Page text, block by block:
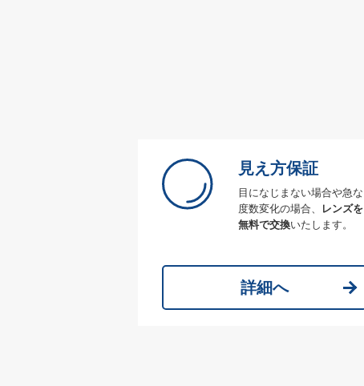
見え方保証
目になじまない場合や急な
度数変化の場合、
レンズを
無料で交換いたします。
詳細へ